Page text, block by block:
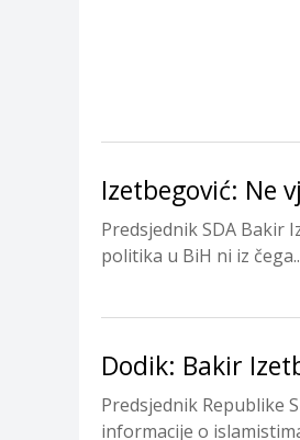
Izetbegović: Ne
Predsjednik SDA Bakir
politika u BiH ni iz
Dodik: Bakir
Predsjednik Republike
informacije o